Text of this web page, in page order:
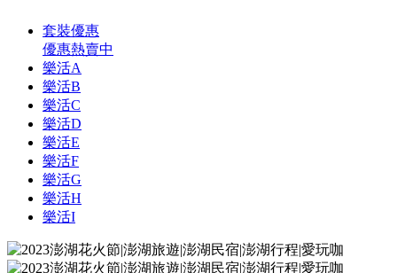
套裝優惠
優惠熱賣中
樂活A
樂活B
樂活C
樂活D
樂活E
樂活F
樂活G
樂活H
樂活I